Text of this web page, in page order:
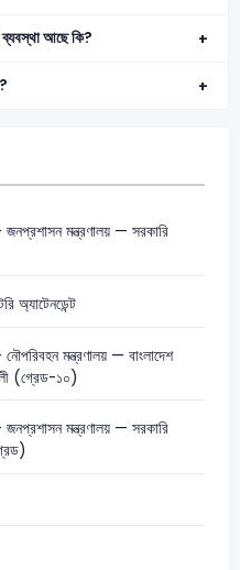
আছে কি?
জনপ্রশাসন মন্ত্রণালয় — সরকারি
অ্যাটেনডেন্ট
মন্ত্রণালয় — বাংলাদেশ
(গ্রেড-১০)
জনপ্রশাসন মন্ত্রণালয় — সরকারি